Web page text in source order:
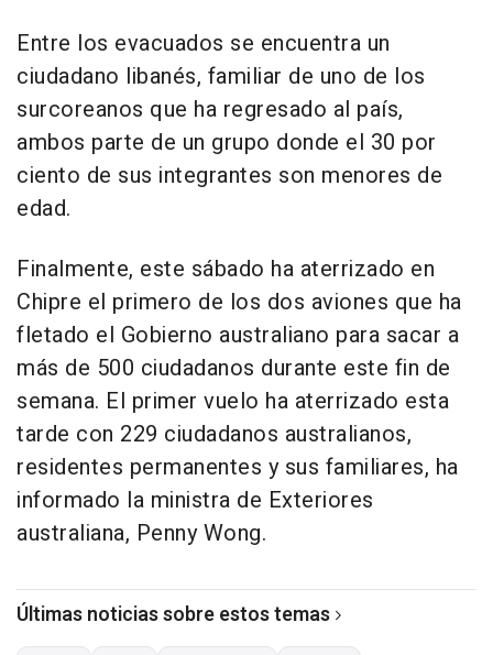
Entre los evacuados se encuentra un
ciudadano libanés, familiar de uno de los
surcoreanos que ha regresado al país,
ambos parte de un grupo donde el 30 por
ciento de sus integrantes son menores de
edad.
Finalmente, este sábado ha aterrizado en
Chipre el primero de los dos aviones que ha
fletado el Gobierno australiano para sacar a
más de 500 ciudadanos durante este fin de
semana. El primer vuelo ha aterrizado esta
tarde con 229 ciudadanos australianos,
residentes permanentes y sus familiares, ha
informado la ministra de Exteriores
australiana, Penny Wong.
Últimas noticias sobre estos temas